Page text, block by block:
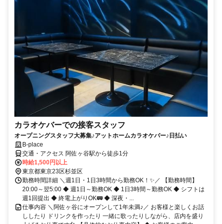
カラオケバーでの接客スタッフ
オープニングスタッフ大募集♪アットホームカラオケバー♪日払い
B-place
交通・アクセス 阿佐ヶ谷駅から徒歩1分
時給1,500円以上
東京都東京23区杉並区
勤務時間詳細 ＼週1日・1日3時間から勤務OK！✨／ 【勤務時間】
20:00～翌5:00 ◆ 週1日～勤務OK ◆ 1日3時間～勤務OK ◆ シフトは
週1回提出 ◆ 終電上がりOK🚃 ◆ 深夜・...
仕事内容 ＼阿佐ヶ谷にオープンして1年未満♪／ お客様と楽しくお話
ししたり ドリンクを作ったり 一緒に歌ったりしながら、店内を盛り